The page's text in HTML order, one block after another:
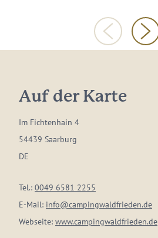
Auf der Karte
Im Fichtenhain 4
54439 Saarburg
DE
Tel.: 0049 6581 2255
E-Mail: info@campingwaldfrieden.de
Webseite: www.campingwaldfrieden.de